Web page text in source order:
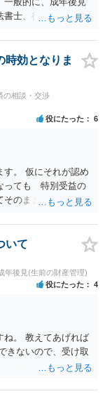
書士、行政書士、税
はなく、基幹研修を
が、家庭裁判所から
でしょう。
時効となりま
の相談・交渉
役にたった 6
す。 仮にそれが認め
っても 特別受益の
のまま取得できる
いて
年後見(生前の財産管理)
役にたった 4
ね。 教えてあげれば
きないので、受け取